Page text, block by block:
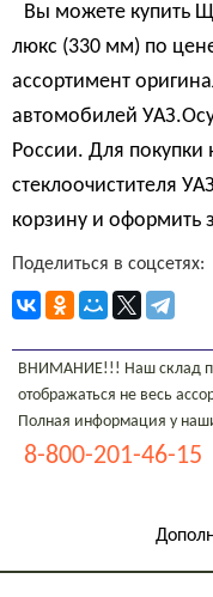
Вы можете купить
люкс (330 мм) по
ассортимент
автомобилей
России. Для
стеклоочистителя
корзину и оформить
Поделиться в соцсетях:
ВНИМАНИЕ!!! Наш склад
отображаться не весь
Полная информация у
8-800-201-46-15